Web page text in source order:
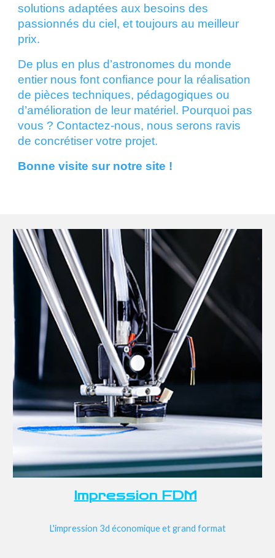
solutions adaptées aux besoins des
passionnés du ciel, et toujours au meilleur
prix.
De plus en plus d’astronomes du monde
entier nous font confiance pour la réalisation
de pièces techniques, pédagogiques ou
d’amélioration de leur matériel. Pourquoi pas
vous ? Contactez-nous, nous serons ravis
de concrétiser votre projet.
Bonne visite sur notre site !
Impression FDM
L'impression 3d économique et grand format